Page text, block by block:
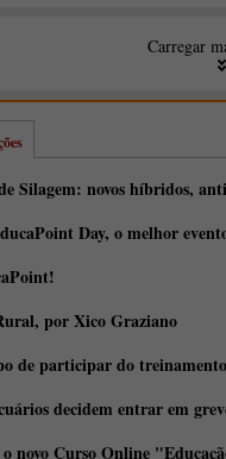
Carregar
Silagem: novos híbridos,
Day, o melhor
por Xico Graziano
de participar do
decidem entrar em
novo Curso Online